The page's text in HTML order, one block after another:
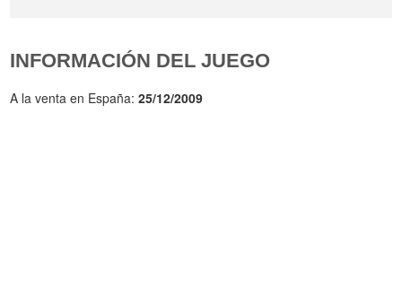
INFORMACIÓN DEL JUEGO
A la venta en España:25/12/2009